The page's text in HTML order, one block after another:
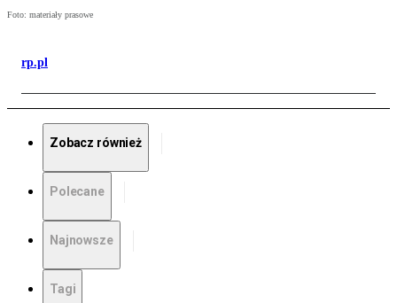
Foto: materiały prasowe
rp.pl
Zobacz również
Polecane
Najnowsze
Tagi